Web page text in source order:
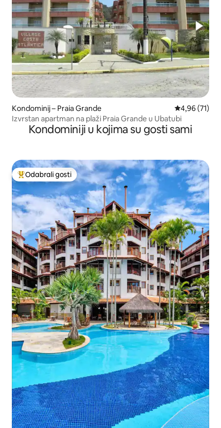
Kondominij – Praia Grande Prosječna
4,96 (71)
Izvrstan apartman na plaži Praia Grande u Ubatubi
Kondominiji u kojima su gosti sami
Među najviše rangiranima s oznakom „Odabrali gosti”
Odabrali gosti